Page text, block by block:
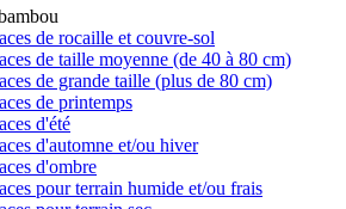
de rocaille et couvre-sol
de taille moyenne (de 40 à 80 cm)
de grande taille (plus de 80 cm)
de printemps
d'été
d'automne et/ou hiver
d'ombre
pour terrain humide et/ou frais